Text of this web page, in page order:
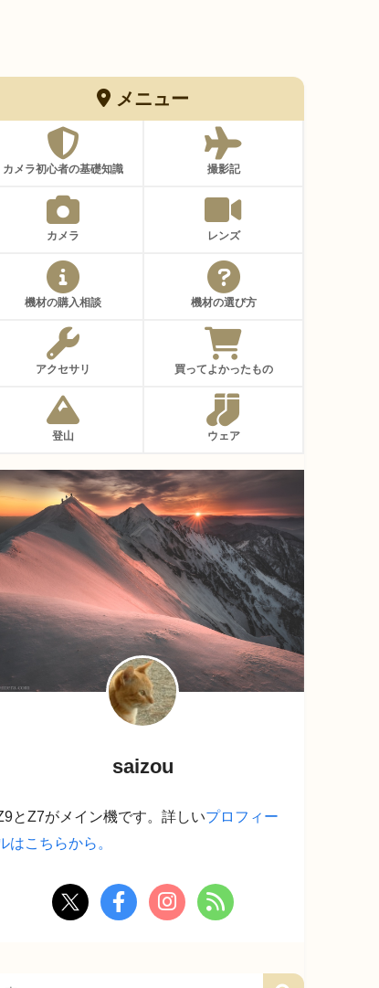
メニュー
カメラ初心者の基礎知識 撮影記
カメラ レンズ
機材の購入相談 機材の選び方
アクセサリ 買ってよかったもの
登山 ウェア
saizou
とZ7がメイン機です。詳しいプロフィー
はこちらから。